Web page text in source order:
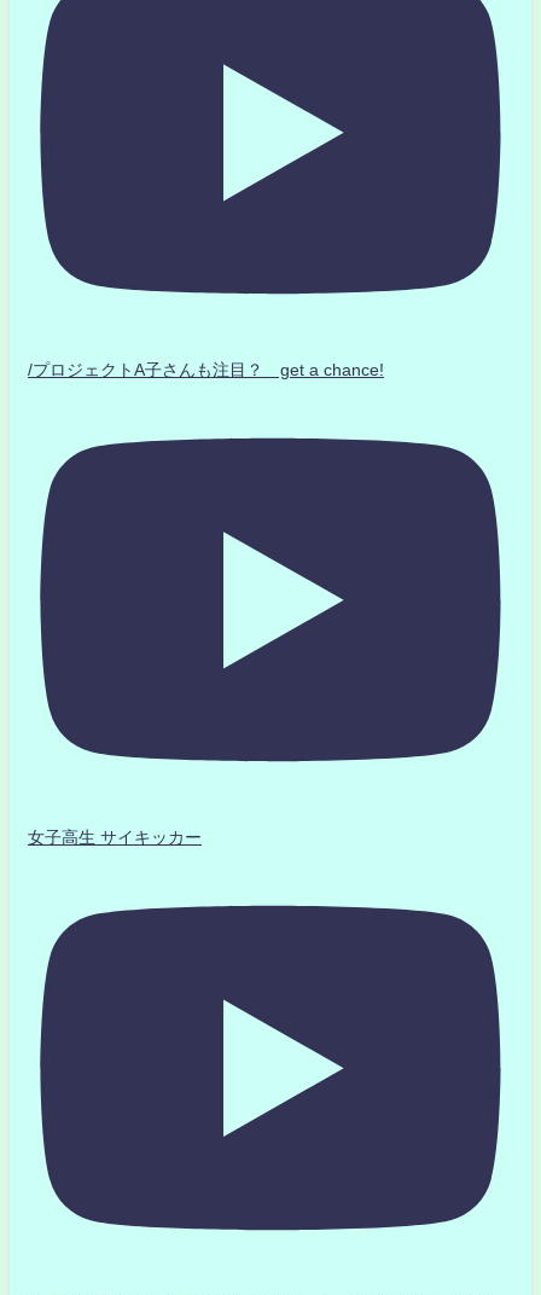
/プロジェクトA子さんも注目？ get a chance!
女子高生 サイキッカー